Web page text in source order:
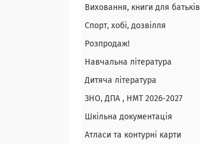
Виховання, книги для батьків
Спорт, хобі, дозвілля
Розпродаж!
Навчальна література
Дитяча література
ЗНО, ДПА , НМТ 2026-2027
Шкільна документація
Атласи та контурні карти